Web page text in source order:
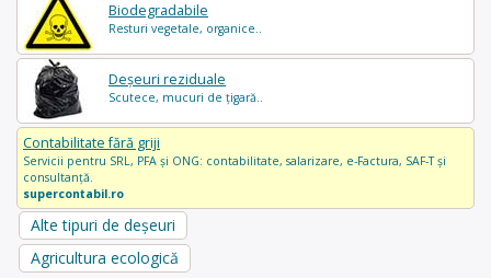
Biodegradabile
Resturi vegetale, organice..
Deșeuri reziduale
Scutece, mucuri de țigară..
Contabilitate fără griji
Servicii pentru SRL, PFA și ONG: contabilitate, salarizare, e-Factura, SAF-T și
consultanță.
supercontabil.ro
Alte tipuri de deșeuri
Agricultura ecologică